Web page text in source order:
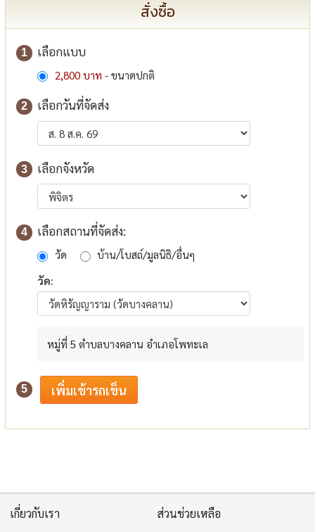
สั่งซื้อ
1 เลือกแบบ
2,800 บาท - ขนาดปกติ
2 เลือกวันที่จัดส่ง
3 เลือกจังหวัด
4 เลือกสถานที่จัดส่ง:
วัด
บ้าน/โบสถ์/มูลนิธิ/อื่นๆ
วัด:
หมู่ที่ 5 ตำบลบางคลาน อำเภอโพทะเล
5
เกี่ยวกับเรา ส่วนช่วยเหลือ